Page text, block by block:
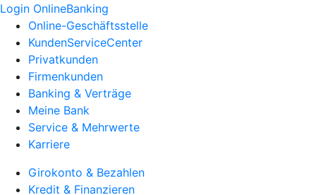
Login OnlineBanking
Online-Geschäftsstelle
KundenServiceCenter
Privatkunden
Firmenkunden
Banking & Verträge
Meine Bank
Service & Mehrwerte
Karriere
Girokonto & Bezahlen
Kredit & Finanzieren